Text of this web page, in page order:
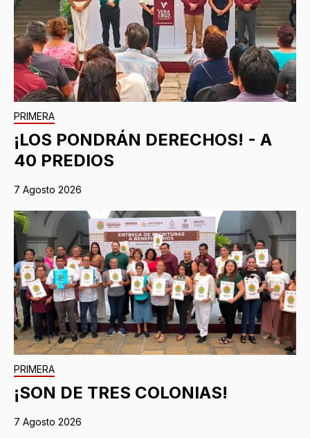
PRIMERA
¡LOS PONDRÁN DERECHOS! - A
40 PREDIOS
7 Agosto 2026
PRIMERA
¡SON DE TRES COLONIAS!
7 Agosto 2026